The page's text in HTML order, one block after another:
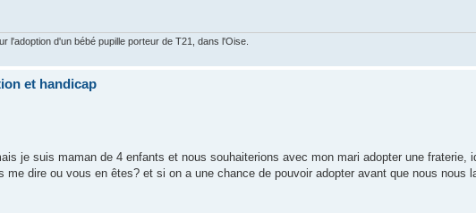
l'adoption d'un bébé pupille porteur de T21, dans l'Oise.
et handicap
je suis maman de 4 enfants et nous souhaiterions avec mon mari adopter une fraterie,
me dire ou vous en êtes? et si on a une chance de pouvoir adopter avant que nous nous